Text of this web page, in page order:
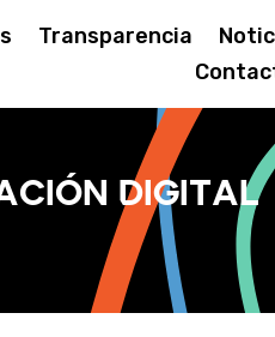
Transparencia
Digital